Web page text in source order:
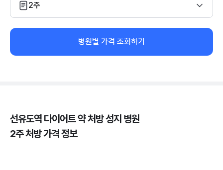
2주
병원별 가격 조회하기
선유도역 다이어트 약 처방 성지 병원
2주 처방 가격 정보